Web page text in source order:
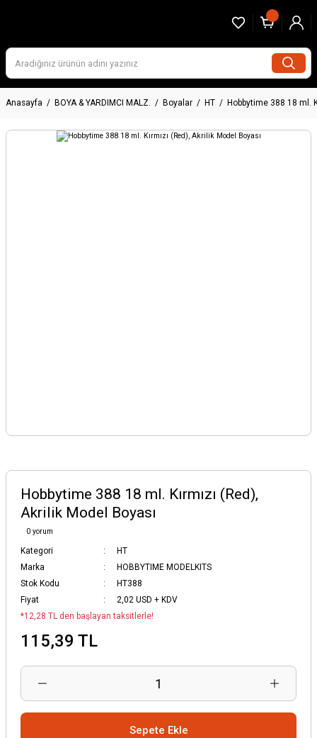
Anasayfa BOYA & YARDIMCI MALZ. Boyalar HT Hobbytime 388 18 ml.
Hobbytime 388 18 ml. Kırmızı (Red),
Akrilik Model Boyası
0 yorum
Kategori
HT
Marka
HOBBYTIME MODELKITS
Stok Kodu
HT388
Fiyat
2,02 USD + KDV
*12,28 TL den başlayan taksitlerle!
115,39 TL
Sepete Ekle